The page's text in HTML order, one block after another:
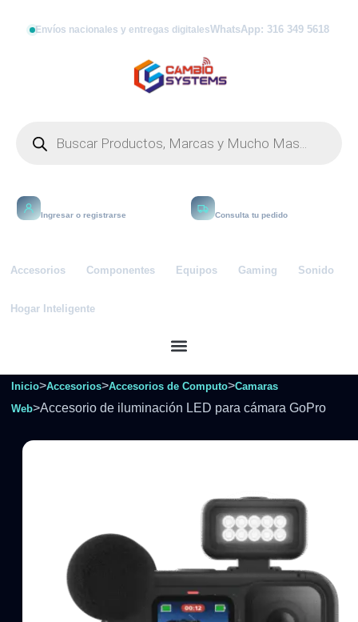
Envíos nacionales y entregas digitalesWhatsApp: 316 349 5618
Ingresar o registrarse Consulta tu pedido
Accesorios Componentes Equipos Gaming Sonido
Hogar Inteligente
Inicio>Accesorios>Accesorios de Computo>Camaras
Web>Accesorio de iluminación LED para cámara GoPro